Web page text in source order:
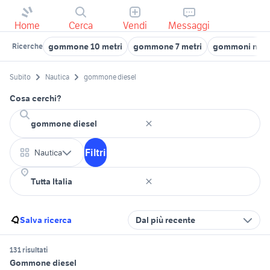
Home Cerca Vendi Messaggi
Ricerche gommone 10 metri gommone 7 metri gommoni
Subito Nautica gommone diesel
Cosa cerchi?
Nautica Filtri
Salva ricerca Dal più recente
131 risultati
Gommone diesel